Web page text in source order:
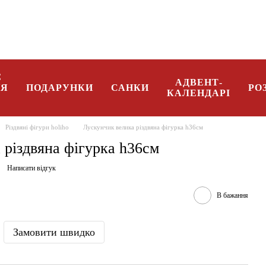
ПОДАРУНКИ САНКИ
АДВЕНТ-
КАЛЕНДАРІ
Різдвяні фігури holiho Лускунчик велика різдвяна фігурка h36см
фігурка h36см
Написати відгук
В бажання
Замовити швидко